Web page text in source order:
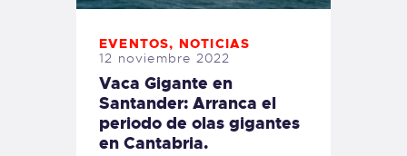
EVENTOS, NOTICIAS
12 noviembre 2022
Vaca Gigante en
Santander: Arranca el
periodo de olas gigantes
en Cantabria.